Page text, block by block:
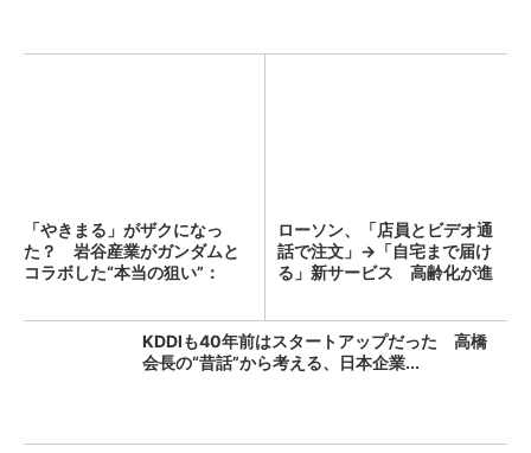
「やきまる」がザクになっ
た？ 岩谷産業がガンダムと
コラボした“本当の狙い”：
ローソン、「店員とビデオ通
話で注文」→「自宅まで届け
る」新サービス 高齢化が進
KDDIも40年前はスタートアップだった 高橋
会長の“昔話”から考える、日本企業...